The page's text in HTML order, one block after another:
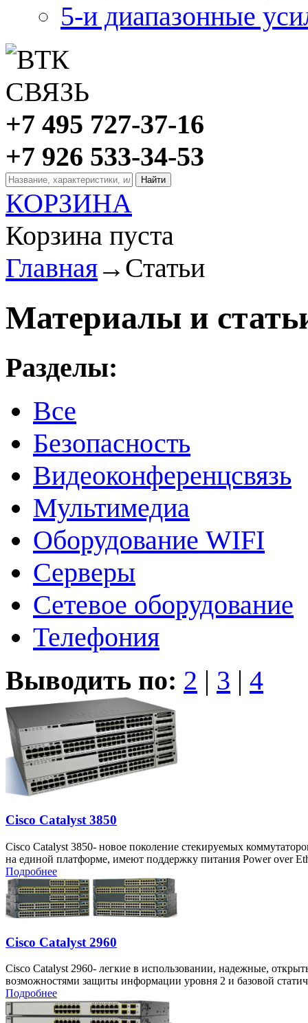
5-и диапазонные
+7 495 727-37-16
+7 926 533-34-53
КОРЗИНА
Корзина пуста
Главная→ Статьи
Материалы и
Разделы:
Все
Безопасность
Видеоконференцсвязь
Мультимедиа
Оборудование WIFI
Серверы
Сетевое оборудование
Телефония
Выводить по: 2 | 3 | 4
Cisco Catalyst 3850
Cisco Catalyst 3850- новое поколение стекируемых
на единой платформе, имеют поддержку питания Power over
Подробнее
Cisco Catalyst 2960
Cisco Catalyst 2960- легкие в использовании, надежные,
возможностями защиты информации уровня 2 и базовой
Подробнее